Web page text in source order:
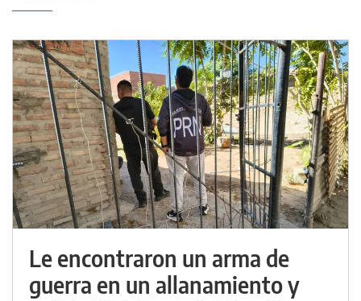
Le encontraron un arma de
guerra en un allanamiento y